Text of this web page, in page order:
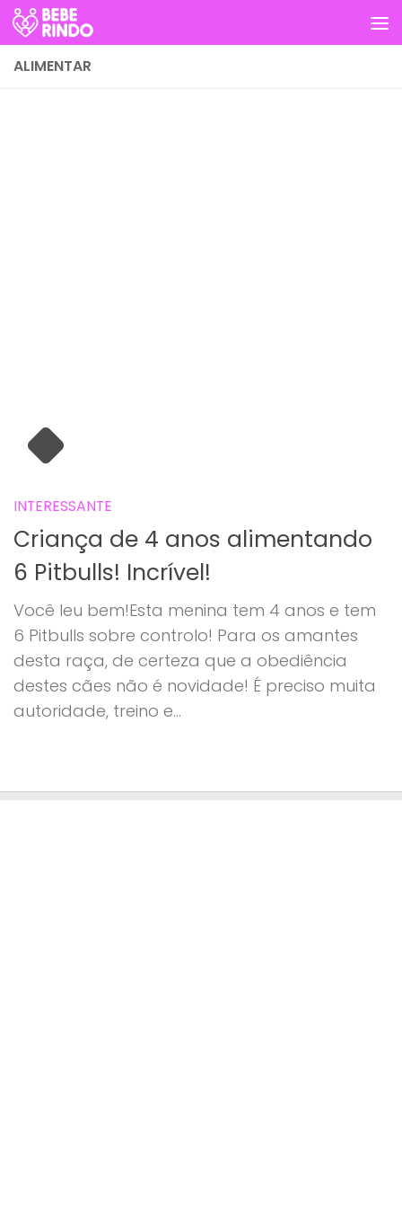
Skip to content
ALIMENTAR
INTERESSANTE
Criança de 4 anos alimentando
6 Pitbulls! Incrível!
Você leu bem!Esta menina tem 4 anos e tem
6 Pitbulls sobre controlo! Para os amantes
desta raça, de certeza que a obediência
destes cães não é novidade! É preciso muita
autoridade, treino e...